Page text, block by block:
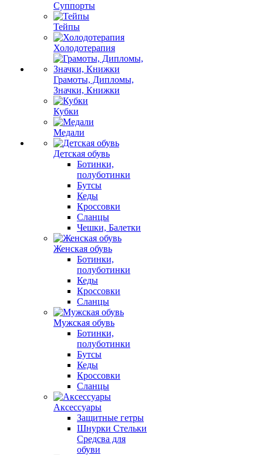
Суппорты
Тейпы
Холодотерапия
Грамоты, Дипломы,
Значки, Книжки
Кубки
Медали
Детская обувь
Ботинки,
полуботинки
Бутсы
Кеды
Кроссовки
Сланцы
Чешки, Балетки
Женская обувь
Ботинки,
полуботинки
Кеды
Кроссовки
Сланцы
Мужская обувь
Ботинки,
полуботинки
Бутсы
Кеды
Кроссовки
Сланцы
Аксессуары
Защитные гетры
Шнурки Стельки
Средсва для
обуви